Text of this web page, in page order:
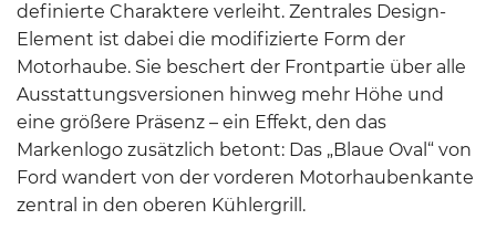
definierte Charaktere verleiht. Zentrales Design-
Element ist dabei die modifizierte Form der
Motorhaube. Sie beschert der Frontpartie über alle
Ausstattungsversionen hinweg mehr Höhe und
eine größere Präsenz – ein Effekt, den das
Markenlogo zusätzlich betont: Das „Blaue Oval“ von
Ford wandert von der vorderen Motorhaubenkante
zentral in den oberen Kühlergrill.